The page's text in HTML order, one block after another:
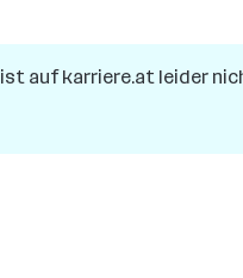
ist auf karriere.at leider